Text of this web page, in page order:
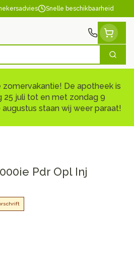
Snelle beschikbaarheid
Zoek
De apotheek is
25 juli tot en met zondag 9
staan wij weer paraat!
Pdr Opl Inj